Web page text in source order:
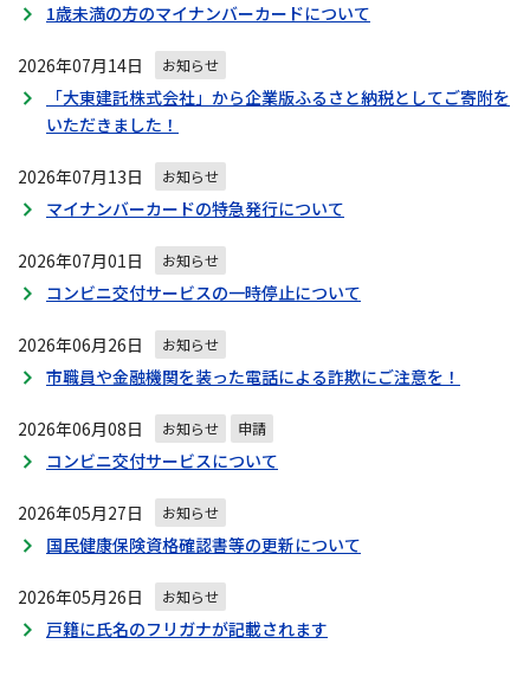
1歳未満の方のマイナンバーカードについて
2026年07月14日 お知らせ
「大東建託株式会社」から企業版ふるさと納税としてご寄附を
いただきました！
2026年07月13日 お知らせ
マイナンバーカードの特急発行について
2026年07月01日 お知らせ
コンビニ交付サービスの一時停止について
2026年06月26日 お知らせ
市職員や金融機関を装った電話による詐欺にご注意を！
2026年06月08日 お知らせ 申請
コンビニ交付サービスについて
2026年05月27日 お知らせ
国民健康保険資格確認書等の更新について
2026年05月26日 お知らせ
戸籍に氏名のフリガナが記載されます